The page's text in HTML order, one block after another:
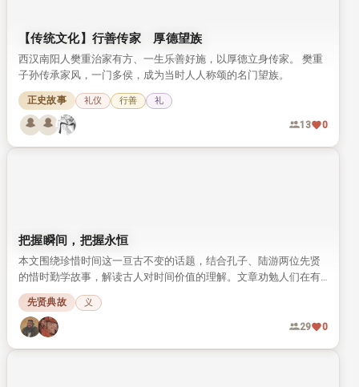
【传统文化】行善传家 厚德望族
西汉南阳人樊重治家有方、一生乐善好施，以厚德立身传家。 樊重
子孙传承家风，一门多侯，成为当时人人称颂的名门望族。
正史故事 礼仪 行善 礼
13 0
把握瞬间，把握永恒
本文围绕珍惜时间这一亘古不变的话题，结合孔子、陆游两位先贤
的惜时勤学故事，解读古人对时间价值的理解。文章劝勉人们在有
限的生命里，多做有意义的事，把握每一个瞬间才能留住永恒。
先贤典故 义
29 0